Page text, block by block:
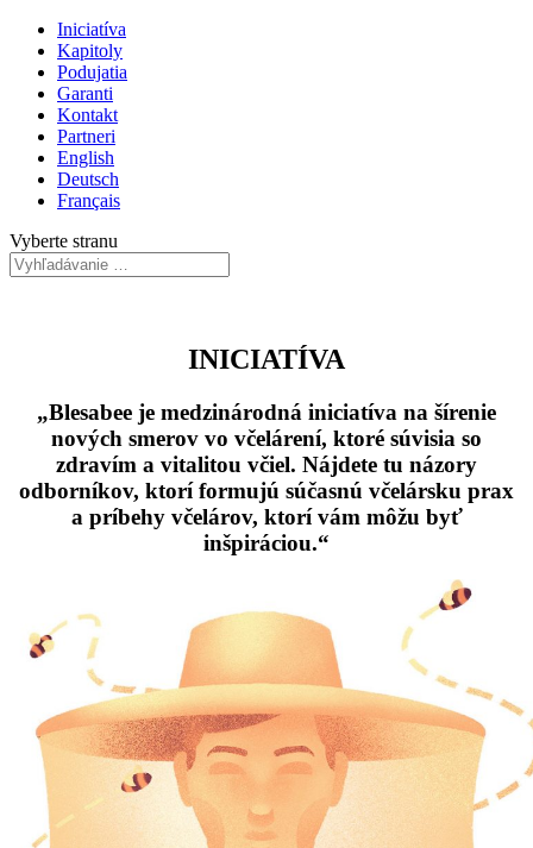
Iniciatíva
Kapitoly
Podujatia
Garanti
Kontakt
Partneri
English
Deutsch
Français
Vyberte stranu
INICIATÍVA
„Blesabee je medzinárodná iniciatíva na šírenie
nových smerov vo včelárení, ktoré súvisia so
zdravím a vitalitou včiel. Nájdete tu názory
odborníkov, ktorí formujú súčasnú včelársku prax
a príbehy včelárov, ktorí vám môžu byť
inšpiráciou.“